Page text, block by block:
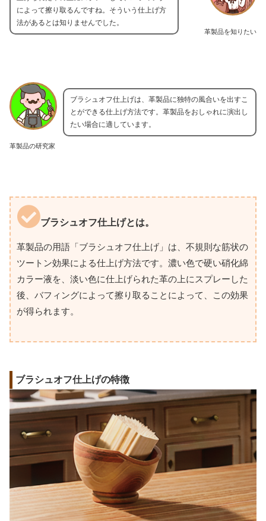
革製品を知りたい
によって擦り取るんですね。そういう仕上げ方
法があるとは知りませんでした。
革製品の研究家
ブラシュオフ仕上げは、革製品に独特の風合いを出すこ
とができる仕上げ方法です。革製品をおしゃれに演出し
たい場合に適しています。
ブラシュオフ仕上げとは。
革製品の用語「ブラシュオフ仕上げ」は、不規則な筋状の
ツートン効果による仕上げ方法です。濃い色で硬い硝化綿
カラー液を、淡い色に仕上げられた革の上にスプレーした
後、バフィングによって擦り取ることによって、この効果
が得られます。
ブラシュオフ仕上げの特徴